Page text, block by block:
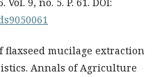
flaxseed mucilage extraction
Annals of Agriculture